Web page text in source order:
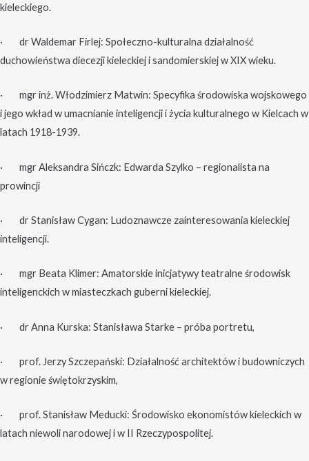
kieleckiego.
· dr Waldemar Firlej: Społeczno-kulturalna działalność
duchowieństwa diecezji kieleckiej i sandomierskiej w XIX wieku.
· mgr inż. Włodzimierz Matwin: Specyfika środowiska wojskowego
i jego wkład w umacnianie inteligencji i życia kulturalnego w Kielcach w
latach 1918-1939.
· mgr Aleksandra Sińczk: Edwarda Szylko – regionalista na
prowincji
· dr Stanisław Cygan: Ludoznawcze zainteresowania kieleckiej
inteligencji.
· mgr Beata Klimer: Amatorskie inicjatywy teatralne środowisk
inteligenckich w miasteczkach guberni kieleckiej.
· dr Anna Kurska: Stanisława Starke – próba portretu,
· prof. Jerzy Szczepański: Działalność architektów i budowniczych
w regionie świętokrzyskim,
· prof. Stanisław Meducki: Środowisko ekonomistów kieleckich w
latach niewoli narodowej i w II Rzeczypospolitej.